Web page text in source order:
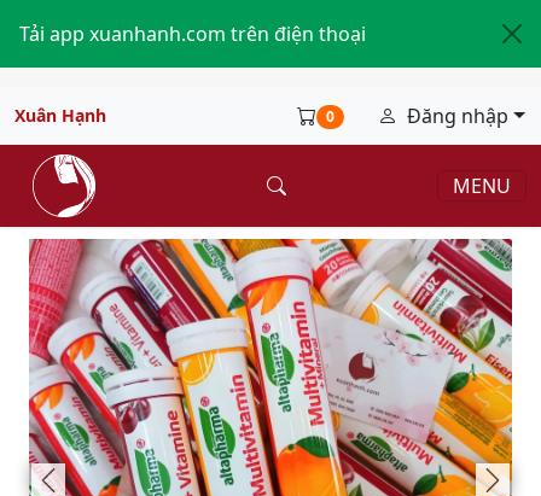
Tải app xuanhanh.com trên điện thoại
Xuân Hạnh 0 Đăng nhập
MENU